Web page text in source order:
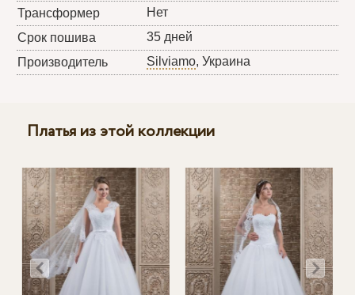
Трансформер
Нет
Срок пошива
35 дней
Производитель
Silviamo, Украина
Платья из этой коллекции